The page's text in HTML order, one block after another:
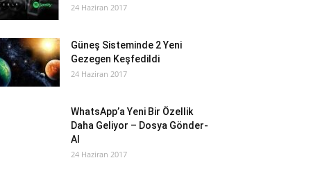
24 Haziran 2017
Güneş Sisteminde 2 Yeni
Gezegen Keşfedildi
24 Haziran 2017
WhatsApp’a Yeni Bir Özellik
Daha Geliyor – Dosya Gönder-
Al
24 Haziran 2017